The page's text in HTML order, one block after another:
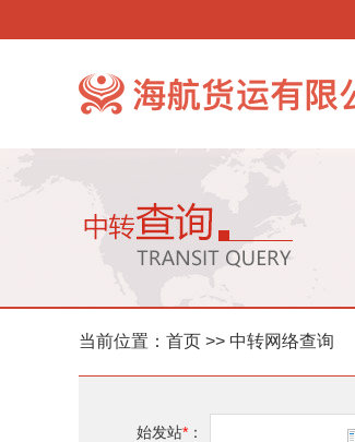
当前位置： 首页 >> 中转网络查询
始发站* ：